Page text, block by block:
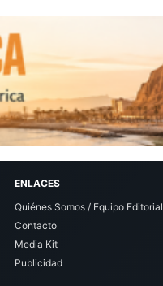
ENLACES
Quiénes Somos / Equipo Editorial
Contacto
Media Kit
Publicidad